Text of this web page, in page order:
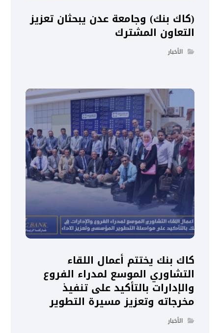
(كاك بنك) وجامعة عدن يبحثان تعزيز
التعاون المشترك
الأخبار
كاك بنك يختتم أعمال اللقاء
التشاوري الموسع لمدراء الفروع
والإدارات بالتأكيد على تنفيذ
مخرجاته وتعزيز مسيرة التطوير
الأخبار